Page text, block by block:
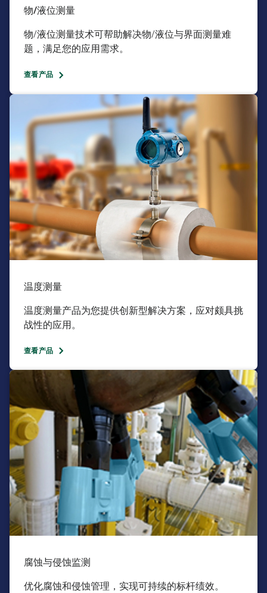
物/液位测量​
物/液位测量技术可帮助解决物/液位与界面测量难
题，满足您的应用需求。​
查看产品
温度测量​
温度测量产品为您提供创新型解决方案，应对颇具挑
战性的应用。​
查看产品
腐蚀与侵蚀监测​
优化腐蚀和侵蚀管理，实现可持续的标杆绩效。​